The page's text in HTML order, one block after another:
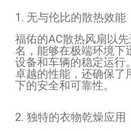
1. 无与伦比的散热效能
福佑的AC散热风扇以
名，能够在极端环境下
设备和车辆的稳定运行
卓越的性能，还确保了
下的安全和可靠性。
2. 独特的衣物乾燥应用